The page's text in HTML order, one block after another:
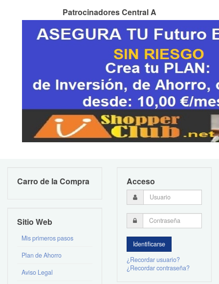
Patrocinadores Central A
Carro de la Compra
Sitio Web
Mis primeros pasos
Plan de Ahorro
Aviso Legal
Acceso
¿Recordar usuario?
¿Recordar contraseña?